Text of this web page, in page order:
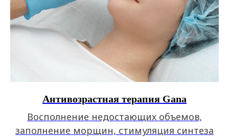
Антивозрастная терапия Gana
Восполнение недостающих объемов,
заполнение морщин, стимуляция синтеза